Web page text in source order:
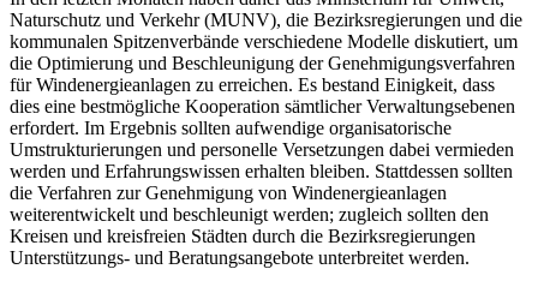
Naturschutz und Verkehr (MUNV), die Bezirksregierungen und die
kommunalen Spitzenverbände verschiedene Modelle diskutiert, um
die Optimierung und Beschleunigung der Genehmigungsverfahren
für Windenergieanlagen zu erreichen. Es bestand Einigkeit, dass
dies eine bestmögliche Kooperation sämtlicher Verwaltungsebenen
erfordert. Im Ergebnis sollten aufwendige organisatorische
Umstrukturierungen und personelle Versetzungen dabei vermieden
werden und Erfahrungswissen erhalten bleiben. Stattdessen sollten
die Verfahren zur Genehmigung von Windenergieanlagen
weiterentwickelt und beschleunigt werden; zugleich sollten den
Kreisen und kreisfreien Städten durch die Bezirksregierungen
Unterstützungs- und Beratungsangebote unterbreitet werden.